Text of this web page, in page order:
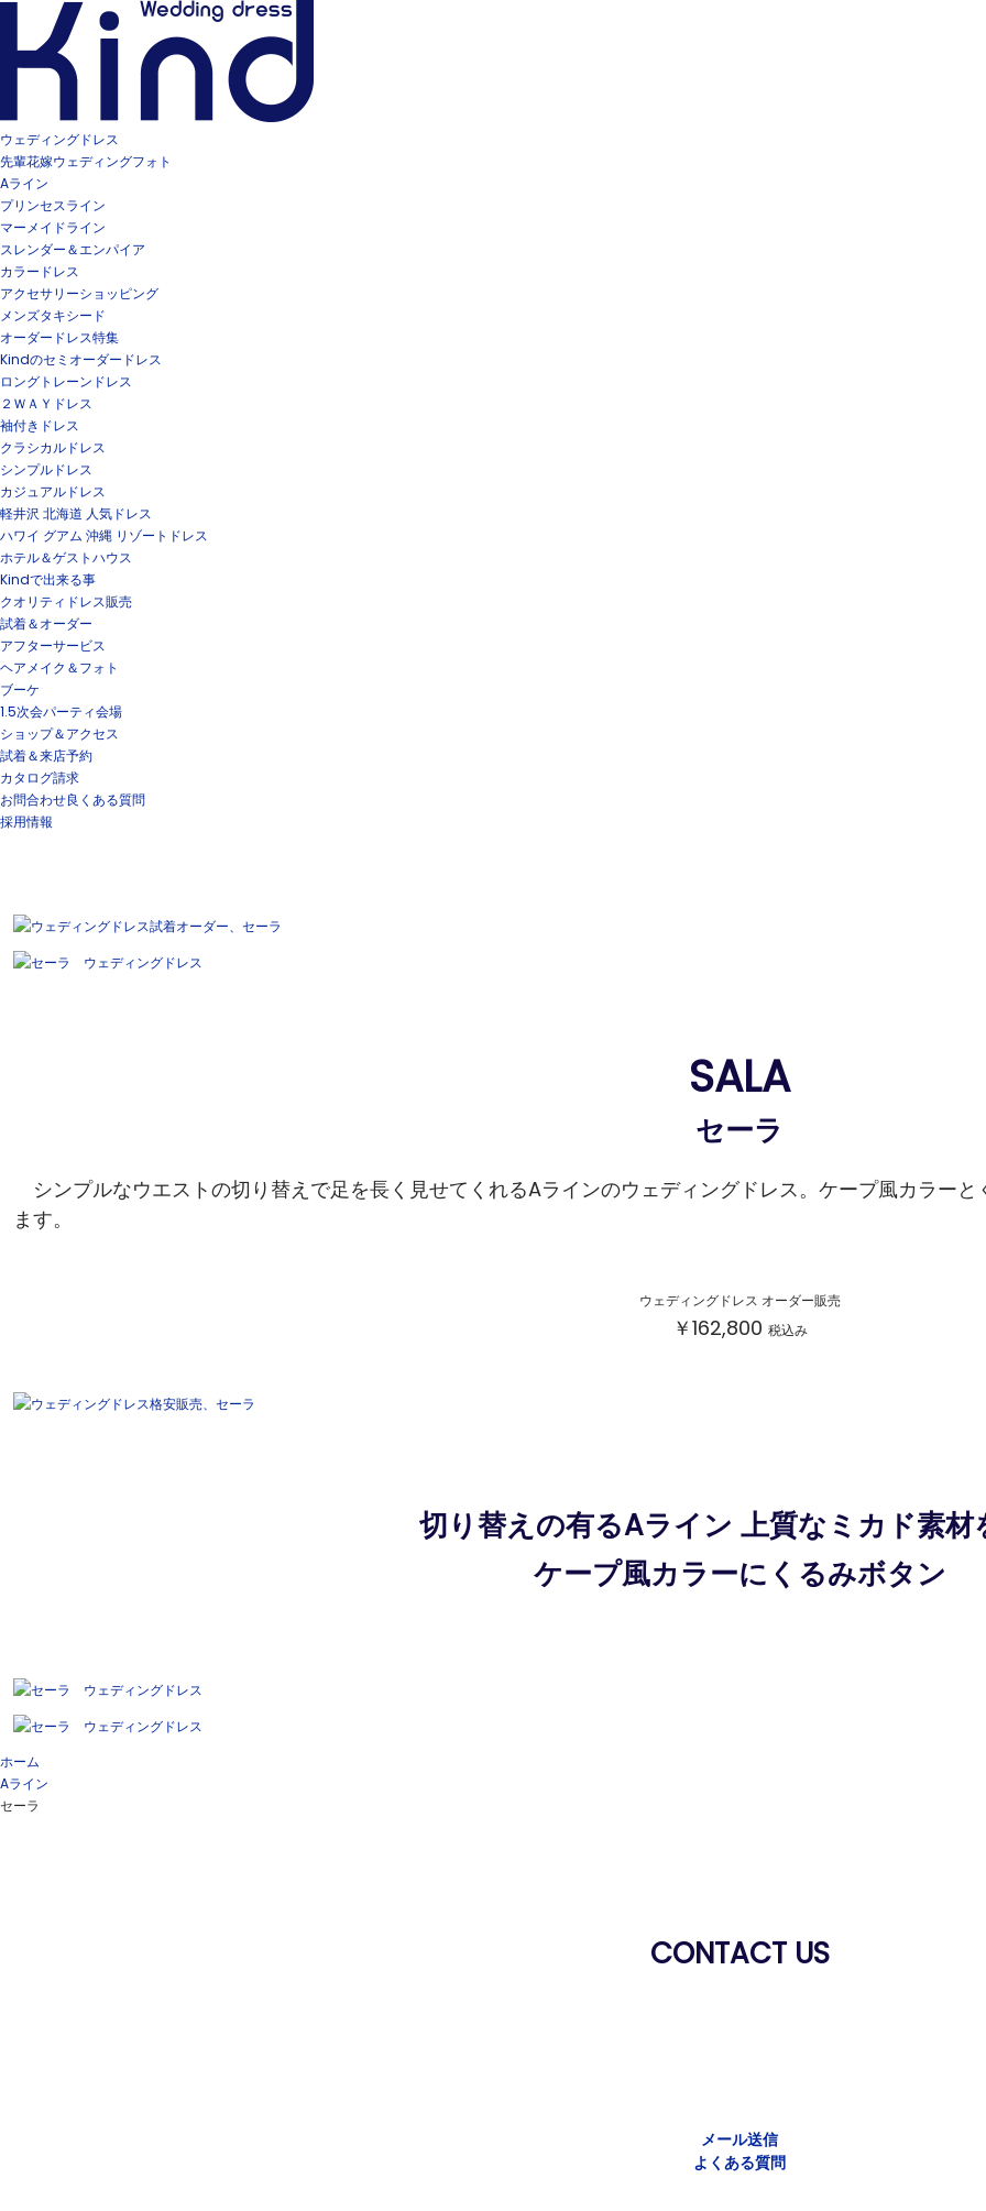
ウェディングドレス
先輩花嫁ウェディングフォト
Aライン
プリンセスライン
マーメイドライン
スレンダー＆エンパイア
カラードレス
アクセサリーショッピング
メンズタキシード
オーダードレス特集
Kindのセミオーダードレス
ロングトレーンドレス
２ＷＡＹドレス
袖付きドレス
クラシカルドレス
シンプルドレス
カジュアルドレス
軽井沢 北海道 人気ドレス
ハワイ グアム 沖縄 リゾートドレス
ホテル＆ゲストハウス
Kindで出来る事
クオリティドレス販売
試着＆オーダー
アフターサービス
ヘアメイク＆フォト
ブーケ
1.5次会パーティ会場
ショップ＆アクセス
試着＆来店予約
カタログ請求
お問合わせ良くある質問
採用情報
SALA
セーラ
シンプルなウエストの切り替えで足を長く見せてくれるAラインのウェディングドレス。ケープ風カラー
ます。
ウェディングドレス オーダー販売
￥162,800 税込み
切り替えの有るAライン 上質なミカド素材
ケープ風カラーにくるみボタン
ホーム
Aライン
セーラ
CONTACT US
メール送信
よくある質問